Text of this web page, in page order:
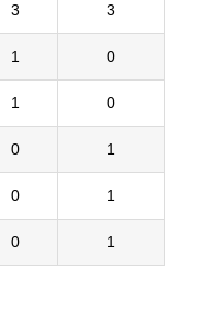
3 3
1 0
1 0
0 1
0 1
0 1